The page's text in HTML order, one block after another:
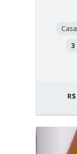
Casa
3
R$